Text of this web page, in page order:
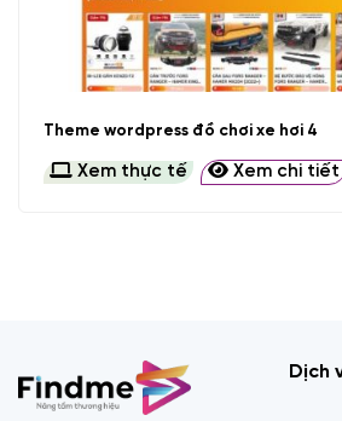
Theme wordpress đồ chơi xe hơi 4
Xem thực tế Xem chi tiết
Dịch